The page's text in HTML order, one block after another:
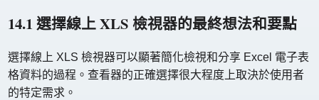
14.1 選擇線上 XLS 檢視器的最終想法和要點
選擇線上 XLS 檢視器可以顯著簡化檢視和分享 Excel 電子表
格資料的過程。查看器的正確選擇很大程度上取決於使用者
的特定需求。